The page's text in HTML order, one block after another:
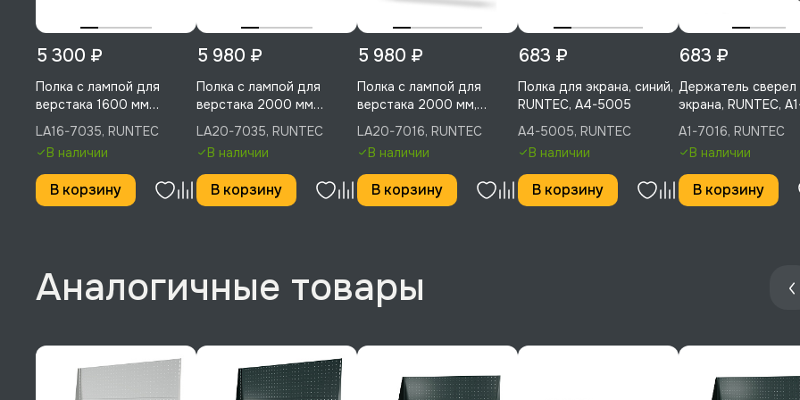
5 300 ₽
Полка с лампой для
верстака 1600 мм
LA16-7035
LA16-7035, RUNTEC
В наличии
В корзину
5 980 ₽
Полка с лампой для
верстака 2000 мм
LA20-7035
LA20-7035, RUNTEC
В наличии
В корзину
5 980 ₽
Полка с лампой для
верстака 2000 мм,
LA20-7016, RUNTEC
В наличии
В корзину
683 ₽
Полка для экрана, синий,
RUNTEC, A4-5005
A4-5005, RUNTEC
В наличии
В корзину
683 ₽
Держатель сверел
экрана, RUNTEC,
A1-7016, RUNTEC
В наличии
В корзину